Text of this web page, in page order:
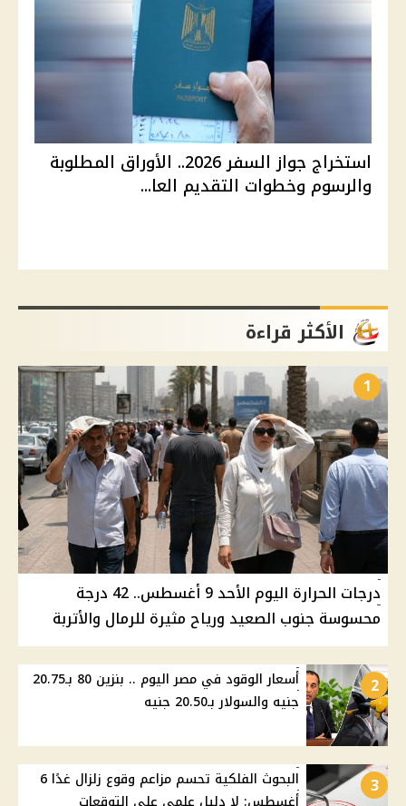
استخراج جواز السفر 2026.. الأوراق المطلوبة
والرسوم وخطوات التقديم العا...
الأكثر قراءة
1
درجات الحرارة اليوم الأحد 9 أغسطس.. 42 درجة
محسوسة جنوب الصعيد ورياح مثيرة للرمال والأتربة
2
أسعار الوقود في مصر اليوم .. بنزين 80 بـ20.75
جنيه والسولار بـ20.50 جنيه
3
البحوث الفلكية تحسم مزاعم وقوع زلزال غدًا 6